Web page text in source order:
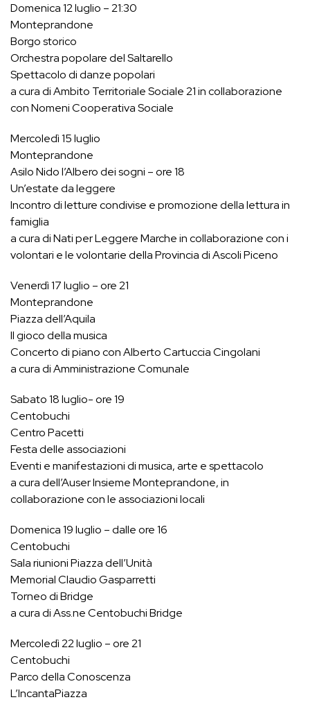
Domenica 12 luglio – 21:30
Monteprandone
Borgo storico
Orchestra popolare del Saltarello
Spettacolo di danze popolari
a cura di Ambito Territoriale Sociale 21 in collaborazione
con Nomeni Cooperativa Sociale
Mercoledì 15 luglio
Monteprandone
Asilo Nido l’Albero dei sogni – ore 18
Un’estate da leggere
Incontro di letture condivise e promozione della lettura in
famiglia
a cura di Nati per Leggere Marche in collaborazione con i
volontari e le volontarie della Provincia di Ascoli Piceno
Venerdì 17 luglio – ore 21
Monteprandone
Piazza dell’Aquila
Il gioco della musica
Concerto di piano con Alberto Cartuccia Cingolani
a cura di Amministrazione Comunale
Sabato 18 luglio- ore 19
Centobuchi
Centro Pacetti
Festa delle associazioni
Eventi e manifestazioni di musica, arte e spettacolo
a cura dell’Auser Insieme Monteprandone, in
collaborazione con le associazioni locali
Domenica 19 luglio – dalle ore 16
Centobuchi
Sala riunioni Piazza dell’Unità
Memorial Claudio Gasparretti
Torneo di Bridge
a cura di Ass.ne Centobuchi Bridge
Mercoledì 22 luglio – ore 21
Centobuchi
Parco della Conoscenza
L’IncantaPiazza